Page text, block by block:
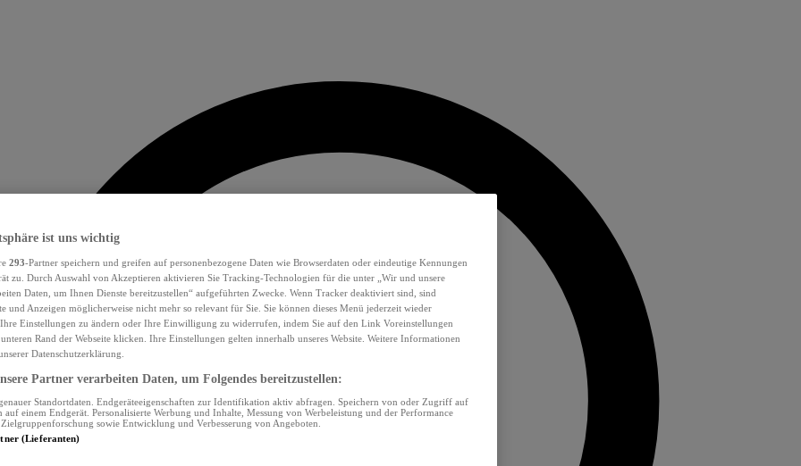
ist uns wichtig
293-Partner speichern und greifen auf personenbezogene Daten wie Browserdaten oder eindeutige Kennungen
zu. Durch Auswahl von Akzeptieren aktivieren Sie Tracking-Technologien für die unter „Wir und unsere
Daten, um Ihnen Dienste bereitzustellen“ aufgeführten Zwecke. Wenn Tracker deaktiviert sind, sind
und Anzeigen möglicherweise nicht mehr so relevant für Sie. Sie können dieses Menü jederzeit wieder
Einstellungen zu ändern oder Ihre Einwilligung zu widerrufen, indem Sie auf den Link Voreinstellungen
Rand der Webseite klicken. Ihre Einstellungen gelten innerhalb unseres Website. Weitere Informationen
Datenschutzerklärung.
Partner verarbeiten Daten, um Folgendes bereitzustellen:
Standortdaten. Endgeräteeigenschaften zur Identifikation aktiv abfragen. Speichern von oder Zugriff auf
einem Endgerät. Personalisierte Werbung und Inhalte, Messung von Werbeleistung und der Performance
sowie Entwicklung und Verbesserung von Angeboten.
(Lieferanten)